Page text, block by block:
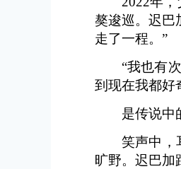
獒逡巡。迟巴
走了一程。”
“我也有
到现在我都好
是传说中
笑声中，
旷野。迟巴加